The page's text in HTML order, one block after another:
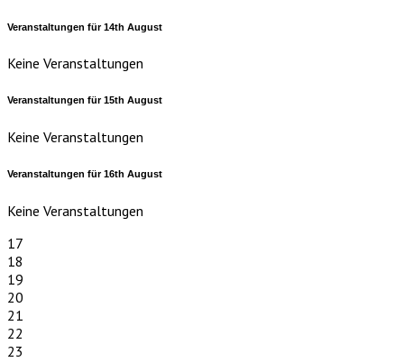
Veranstaltungen für14th August
Keine Veranstaltungen
Veranstaltungen für15th August
Keine Veranstaltungen
Veranstaltungen für16th August
Keine Veranstaltungen
17
18
19
20
21
22
23